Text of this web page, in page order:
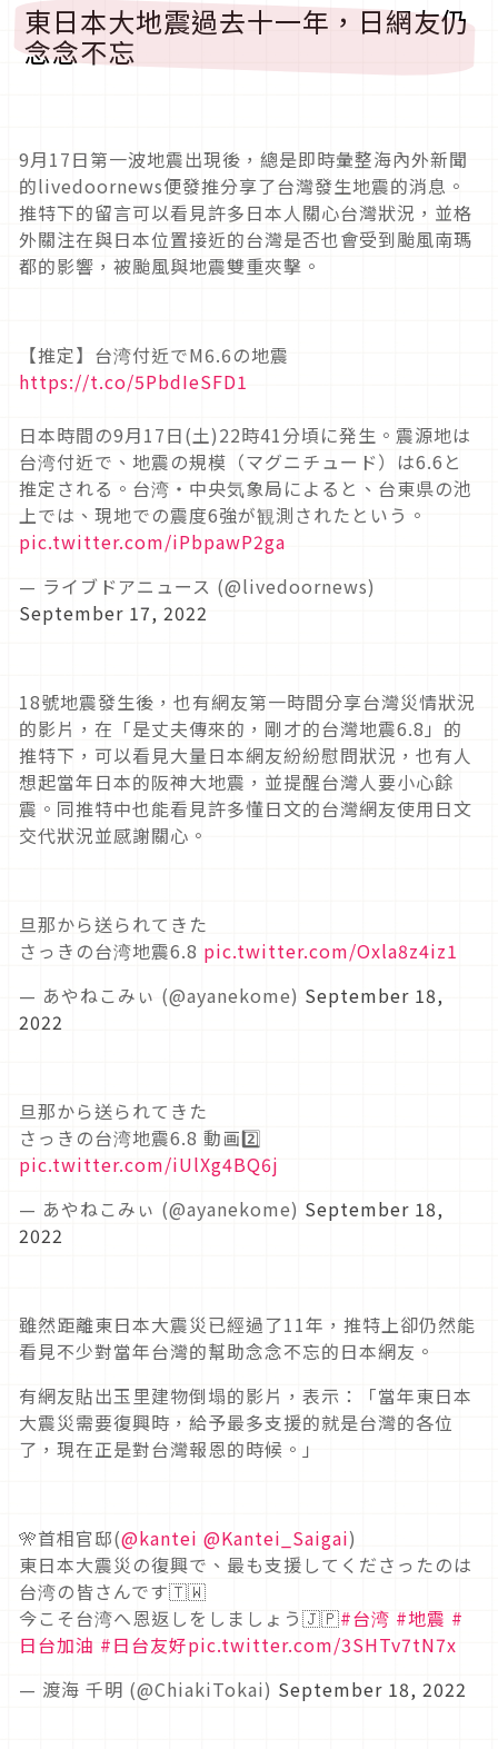
東日本大地震過去十一年，日網友仍
念念不忘
9月17日第一波地震出現後，總是即時彙整海內外新聞
的livedoornews便發推分享了台灣發生地震的消息。
推特下的留言可以看見許多日本人關心台灣狀況，並格
外關注在與日本位置接近的台灣是否也會受到颱風南瑪
都的影響，被颱風與地震雙重夾擊。
【推定】台湾付近でM6.6の地震
https://t.co/5PbdIeSFD1
日本時間の9月17日(土)22時41分頃に発生。震源地は
台湾付近で、地震の規模（マグニチュード）は6.6と
推定される。台湾・中央気象局によると、台東県の池
上では、現地での震度6強が観測されたという。
pic.twitter.com/iPbpawP2ga
— ライブドアニュース (@livedoornews)
September 17, 2022
18號地震發生後，也有網友第一時間分享台灣災情狀況
的影片，在「是丈夫傳來的，剛才的台灣地震6.8」的
推特下，可以看見大量日本網友紛紛慰問狀況，也有人
想起當年日本的阪神大地震，並提醒台灣人要小心餘
震。同推特中也能看見許多懂日文的台灣網友使用日文
交代狀況並感謝關心。
旦那から送られてきた
さっきの台湾地震6.8 pic.twitter.com/Oxla8z4iz1
— あやねこみぃ (@ayanekome) September 18,
2022
旦那から送られてきた
さっきの台湾地震6.8 動画2️⃣
pic.twitter.com/iUlXg4BQ6j
— あやねこみぃ (@ayanekome) September 18,
2022
雖然距離東日本大震災已經過了11年，推特上卻仍然能
看見不少對當年台灣的幫助念念不忘的日本網友。
有網友貼出玉里建物倒塌的影片，表示：「當年東日本
大震災需要復興時，給予最多支援的就是台灣的各位
了，現在正是對台灣報恩的時候。」
🎌首相官邸(@kantei @Kantei_Saigai)
東日本大震災の復興で、最も支援してくださったのは
台湾の皆さんです🇹🇼
今こそ台湾へ恩返しをしましょう🇯🇵#台湾 #地震 #
日台加油 #日台友好pic.twitter.com/3SHTv7tN7x
— 渡海 千明 (@ChiakiTokai) September 18, 2022